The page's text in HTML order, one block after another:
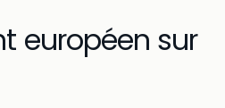
européen sur